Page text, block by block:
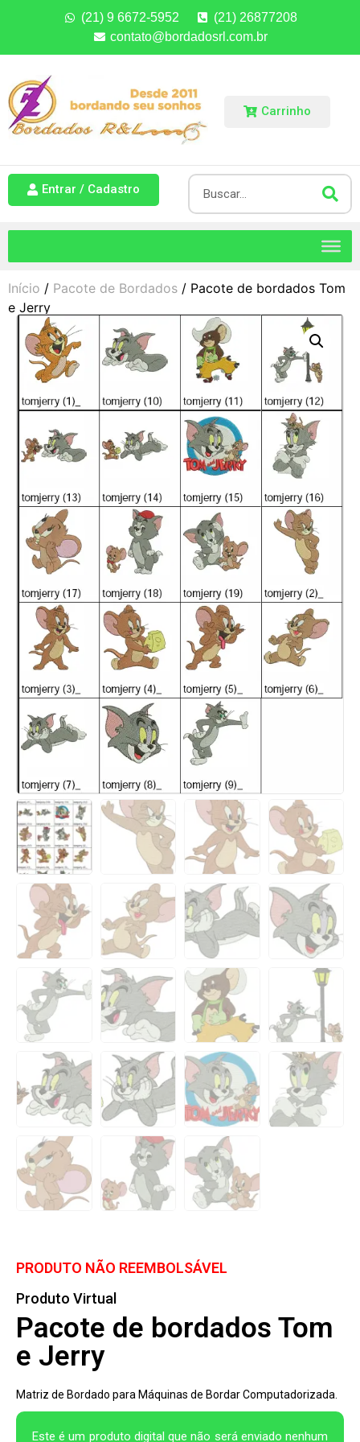
(21) 9 6672-5952
(21) 26877208
contato@bordadosrl.com.br
Carrinho
Entrar / Cadastro
Início / Pacote de Bordados / Pacote de bordados Tom
e Jerry
PRODUTO NÃO REEMBOLSÁVEL
Produto Virtual
Pacote de bordados Tom
e Jerry
Matriz de Bordado para Máquinas de Bordar Computadorizada.
Este é um produto digital que não será enviado nenhum